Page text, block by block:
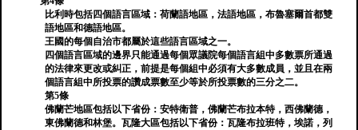
比利時包括四個語言區域：荷蘭語地區，法語地區，布魯塞爾首都雙
語地區和德語地區。
王國的每個自治市都屬於這些語言區域之一。
四個語言區域的邊界只能通過每個眾議院每個語言組中多數票所通過
的法律來更改或糾正，前提是每個組中必須有大多數成員，並且在兩
個語言組中所投票的讚成票數至少等於所投票數的三分之二。
第5條
佛蘭芒地區包括以下省份：安特衛普，佛蘭芒布拉本特，西佛蘭德，
東佛蘭德和林堡。瓦隆大區包括以下省份：瓦隆布拉班特，埃諾，列